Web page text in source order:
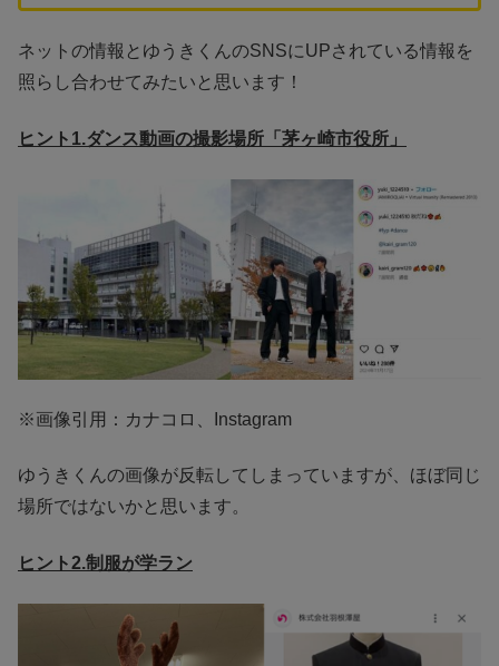
ネットの情報とゆうきくんのSNSにUPされている情報を
照らし合わせてみたいと思います！
ヒント1.ダンス動画の撮影場所「茅ヶ崎市役所」
※画像引用：カナコロ、Instagram
ゆうきくんの画像が反転してしまっていますが、ほぼ同じ
場所ではないかと思います。
ヒント2.制服が学ラン